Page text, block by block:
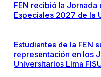
FEN recibió la
Especiales 2027 de la
Estudiantes de la FEN
representación en los
Universitarios Lima